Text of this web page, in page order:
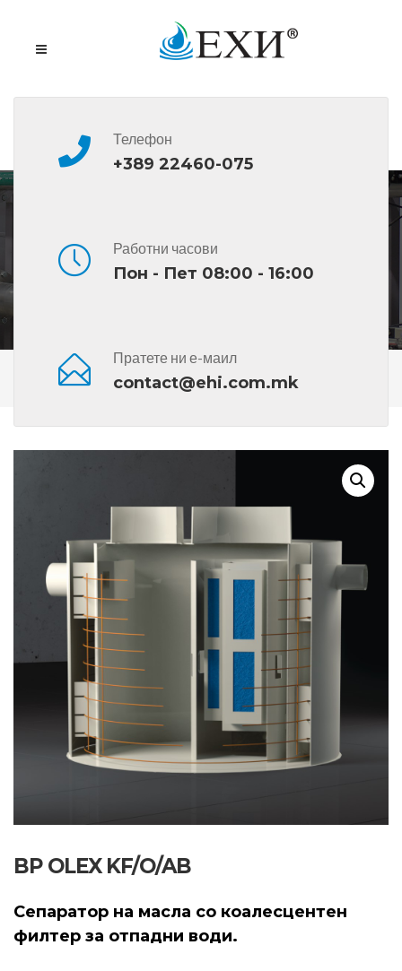
Телефон
+389 22460-075
Работни часови
Пон - Пет 08:00 - 16:00
Пратете ни е-маил
contact@ehi.com.mk
BP OLEX KF/O/AB
Сите Производи BP OLEX KF/O/AB
BP OLEX KF/O/AB
Сепаратор на масла со коалесцентен
филтер за отпадни води.